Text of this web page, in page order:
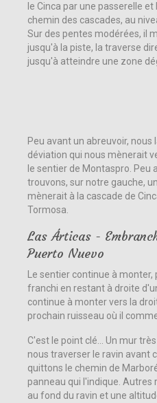
le Cinca par une passerelle
chemin des cascades, au
Sur des pentes modérées, il
jusqu'à la piste, la traverse
jusqu'à atteindre une zone
Peu avant un abreuvoir,
déviation qui nous mènerait
le sentier de Montaspro. Peu
trouvons, sur notre gauche,
mènerait à la cascade de
Tormosa.
Las Árticas -
Puerto Nuevo
Le sentier continue à monter,
franchi en restant à droite
continue à monter vers la
prochain ruisseau où il
C'est le point clé... Un mur
nous traverser le ravin avant
quittons le chemin de
panneau qui l'indique. Autres
au fond du ravin et une